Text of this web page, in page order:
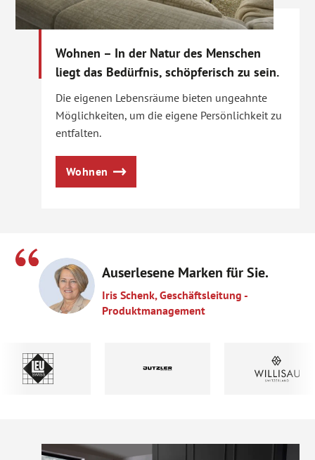
Wohnen – In der Natur des Menschen
liegt das Bedürfnis, schöpferisch zu sein.
Die eigenen Lebensräume bieten ungeahnte
Möglichkeiten, um die eigene Persönlichkeit zu
entfalten.
Wohnen
Auserlesene Marken für Sie.
Iris Schenk, Geschäftsleitung -
Produktmanagement